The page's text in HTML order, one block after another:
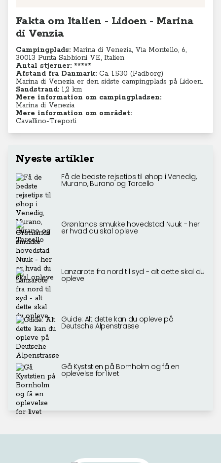
Fakta om Italien - Lidoen - Marina
di Venzia
Campingplads: Marina di Venezia, Via Montello, 6,
30013 Punta Sabbioni VE, Italien
Antal stjerner: *****
Afstand fra Danmark: Ca. 1.530 (Padborg)
Marina di Venezia er den sidste campingplads på Lidoen.
Sandstrand: 1,2 km
Mere information om campingpladsen:
Marina di Venezia
Mere information om området:
Cavallino-Treporti
Nyeste artikler
Få de bedste rejsetips til øhop i Venedig,
Murano, Burano og Torcello
Grønlands smukke hovedstad Nuuk - her
er hvad du skal opleve
Lanzarote fra nord til syd - alt dette skal du
opleve
Guide: Alt dette kan du opleve på
Deutsche Alpenstrasse
Gå Kyststien på Bornholm og få en
oplevelse for livet